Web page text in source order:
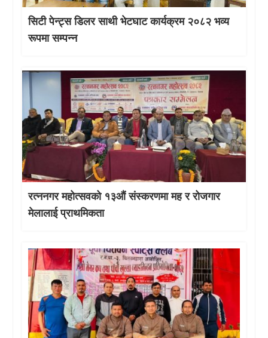
सिटी पेन्ट्स डिलर साथी भेटघाट कार्यक्रम २०८२ भव्य
रूपमा सम्पन्न
रत्ननगर महोत्सवको १३औं संस्करणमा मह र रोजगार
मेलालाई प्राथमिकता